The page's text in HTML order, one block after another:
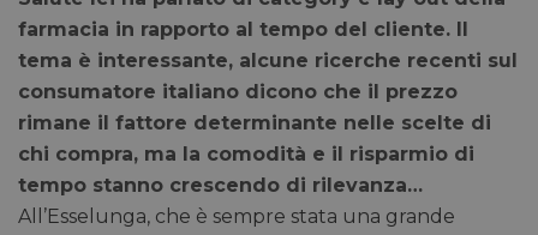
farmacia in rapporto al tempo del cliente. Il
tema è interessante, alcune ricerche recenti sul
consumatore italiano dicono che il prezzo
rimane il fattore determinante nelle scelte di
chi compra, ma la comodità e il risparmio di
tempo stanno crescendo di rilevanza…
All’Esselunga, che è sempre stata una grande